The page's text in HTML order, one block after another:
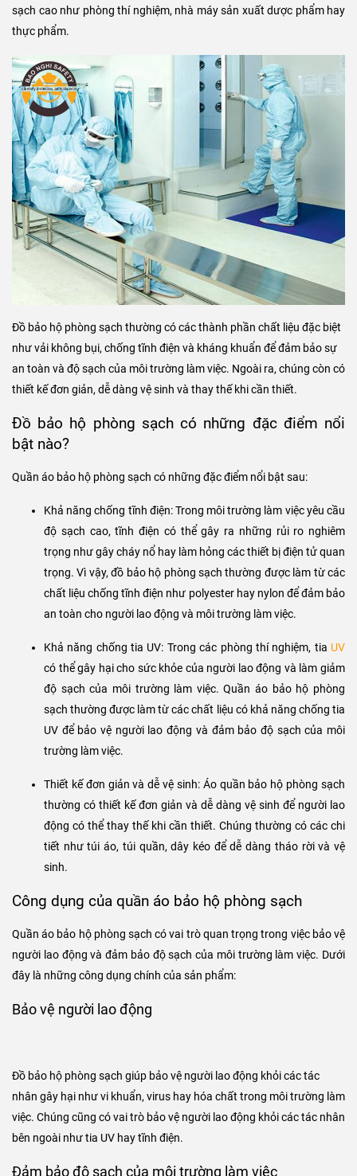
sạch cao như phòng thí nghiệm, nhà máy sản xuất dược phẩm hay
thực phẩm.
Đồ bảo hộ phòng sạch thường có các thành phần chất liệu đặc biệt
như vải không bụi, chống tĩnh điện và kháng khuẩn để đảm bảo sự
an toàn và độ sạch của môi trường làm việc. Ngoài ra, chúng còn có
thiết kế đơn giản, dễ dàng vệ sinh và thay thế khi cần thiết.
Đồ bảo hộ phòng sạch có những đặc điểm nổi
bật nào?
Quần áo bảo hộ phòng sạch có những đặc điểm nổi bật sau:
Khả năng chống tĩnh điện: Trong môi trường làm việc yêu cầu
độ sạch cao, tĩnh điện có thể gây ra những rủi ro nghiêm
trọng như gây cháy nổ hay làm hỏng các thiết bị điện tử quan
trọng. Vì vậy, đồ bảo hộ phòng sạch thường được làm từ các
chất liệu chống tĩnh điện như polyester hay nylon để đảm bảo
an toàn cho người lao động và môi trường làm việc.
Khả năng chống tia UV: Trong các phòng thí nghiệm, tia UV
có thể gây hại cho sức khỏe của người lao động và làm giảm
độ sạch của môi trường làm việc. Quần áo bảo hộ phòng
sạch thường được làm từ các chất liệu có khả năng chống tia
UV để bảo vệ người lao động và đảm bảo độ sạch của môi
trường làm việc.
Thiết kế đơn giản và dễ vệ sinh: Áo quần bảo hộ phòng sạch
thường có thiết kế đơn giản và dễ dàng vệ sinh để người lao
động có thể thay thế khi cần thiết. Chúng thường có các chi
tiết như túi áo, túi quần, dây kéo để dễ dàng tháo rời và vệ
sinh.
Công dụng của quần áo bảo hộ phòng sạch
Quần áo bảo hộ phòng sạch có vai trò quan trọng trong việc bảo vệ
người lao động và đảm bảo độ sạch của môi trường làm việc. Dưới
đây là những công dụng chính của sản phẩm:
Bảo vệ người lao động